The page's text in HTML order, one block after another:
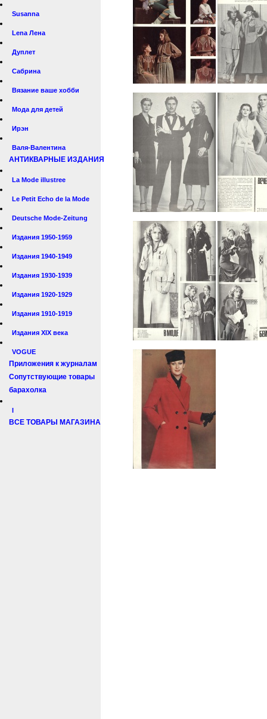
Susanna
Lena Лена
Дуплет
Сабрина
Вязание ваше хобби
Мода для детей
Ирэн
Валя-Валентина
АНТИКВАРНЫЕ ИЗДАНИЯ
La Mode illustree
Le Petit Echo de la Mode
Deutsche Mode-Zeitung
Издания 1950-1959
Издания 1940-1949
Издания 1930-1939
Издания 1920-1929
Издания 1910-1919
Издания XIX века
VOGUE
Приложения к журналам
Сопутствующие товары
барахолка
I
ВСЕ ТОВАРЫ МАГАЗИНА